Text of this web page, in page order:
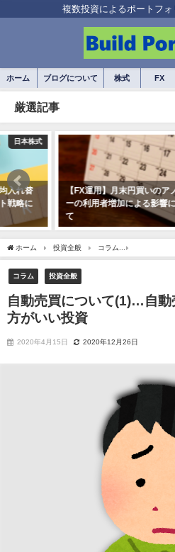
複数投資によるポートフォ
ホーム ブログについて 株式 FX
厳選記事
FX
【FX運用】月末円買いのアノマリ
ーの利用者増加による影響につい
て
ホーム 投資全般 コラム
コラム 投資全般
自動売買について(1)…自動
方がいい投資
2020年4月15日 2020年12月26日